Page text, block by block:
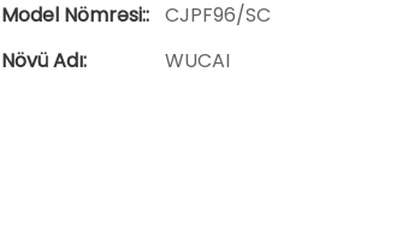
Model Nömrəsi:: CJPF96/SC
Növü Adı:
WUCAI